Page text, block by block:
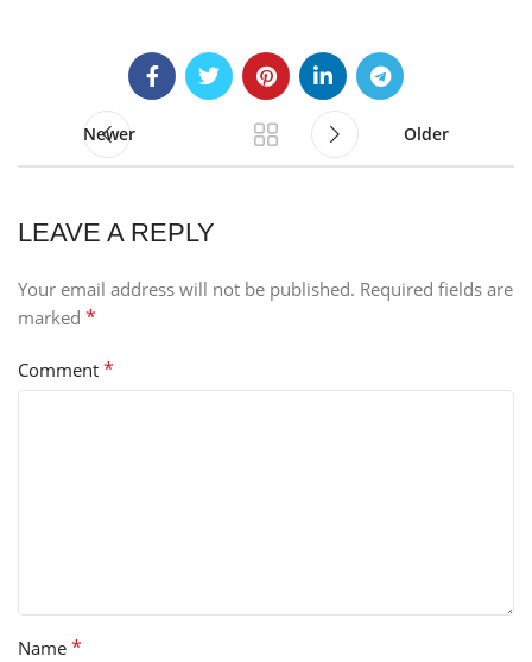
Newer Older
LEAVE A REPLY
Your email address will not be published. Required fields are
marked *
Comment *
Name *